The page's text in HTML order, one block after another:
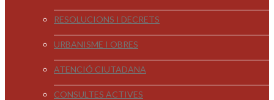
RESOLUCIONS I DECRETS
URBANISME I OBRES
ATENCIÓ CIUTADANA
CONSULTES ACTIVES